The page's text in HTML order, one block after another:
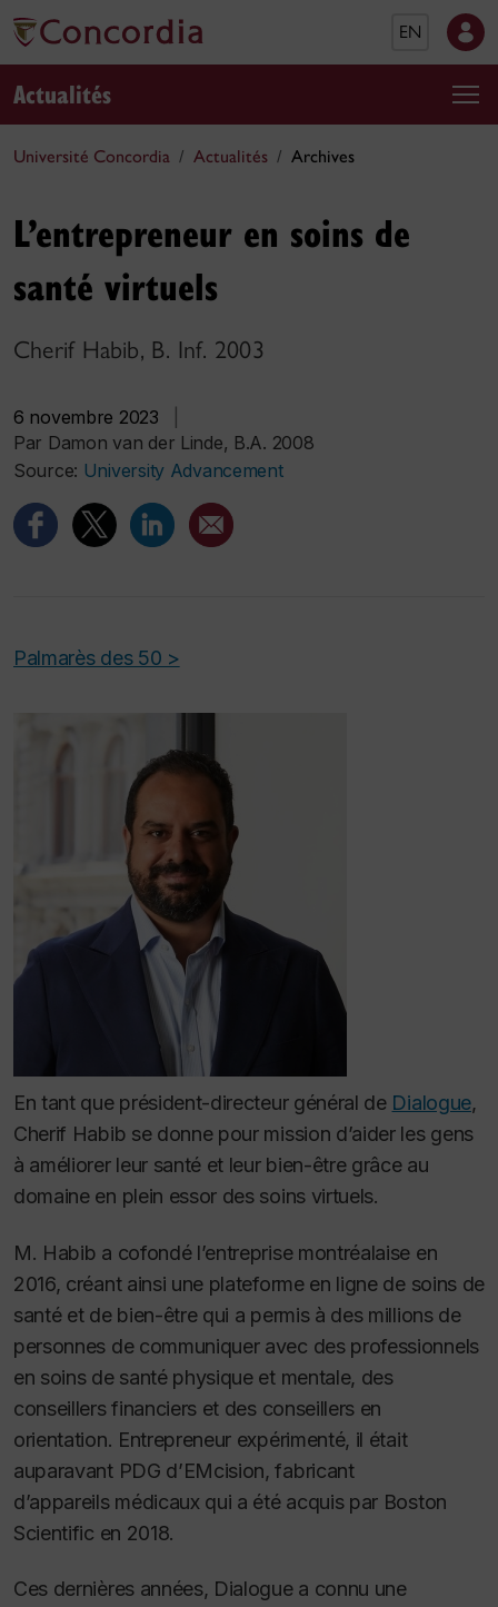
EN
Actualités
Université Concordia Actualités Archives
L’entrepreneur en soins de
santé virtuels
Cherif Habib, B. Inf. 2003
6 novembre 2023
Par Damon van der Linde, B.A. 2008
Source: University Advancement
Palmarès des 50 >
En tant que président-directeur général de Dialogue,
Cherif Habib se donne pour mission d’aider les gens
à améliorer leur santé et leur bien-être grâce au
domaine en plein essor des soins virtuels.
M. Habib a cofondé l’entreprise montréalaise en
2016, créant ainsi une plateforme en ligne de soins de
santé et de bien-être qui a permis à des millions de
personnes de communiquer avec des professionnels
en soins de santé physique et mentale, des
conseillers financiers et des conseillers en
orientation. Entrepreneur expérimenté, il était
auparavant PDG d’EMcision, fabricant
d’appareils médicaux qui a été acquis par Boston
Scientific en 2018.
Ces dernières années, Dialogue a connu une